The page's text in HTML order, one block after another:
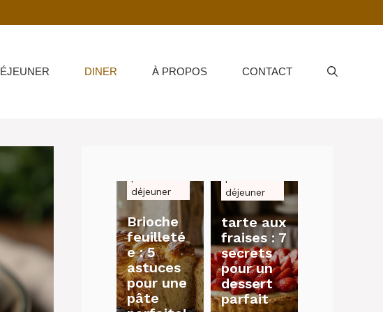
DINER À PROPOS CONTACT
déjeuner
Brioche
feuilleté
e : 5
astuces
pour une
pâte
déjeuner
tarte aux
fraises : 7
secrets
pour un
dessert
parfait